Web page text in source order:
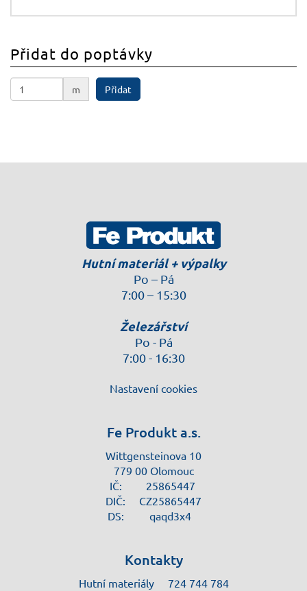
Přidat do poptávky
m Přidat
Hutní materiál + výpalky
Po – Pá
7:00 – 15:30
Železářství
Po - Pá
7:00 - 16:30
Nastavení cookies
Fe Produkt a.s.
Wittgensteinova 10
779 00 Olomouc
IČ:
DIČ:
DS:
25865447
CZ25865447
qaqd3x4
Kontakty
Hutní materiály 724 744 784